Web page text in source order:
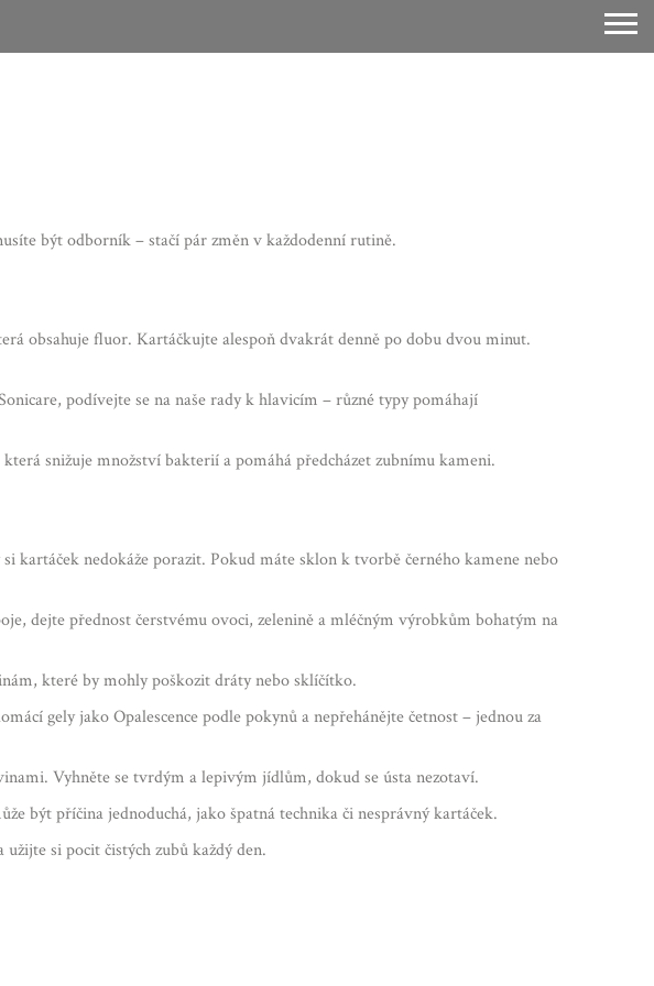
být odborník – stačí pár změn v každodenní rutině.
obsahuje fluor. Kartáčkujte alespoň dvakrát denně po dobu dvou minut.
podívejte se na naše rady k hlavicím – různé typy pomáhají
snižuje množství bakterií a pomáhá předcházet zubnímu kameni.
kartáček nedokáže porazit. Pokud máte sklon k tvorbě černého kamene nebo
dejte přednost čerstvému ovoci, zelenině a mléčným výrobkům bohatým na
které by mohly poškozit dráty nebo sklíčítko.
gely jako Opalescence podle pokynů a nepřehánějte četnost – jednou za
Vyhněte se tvrdým a lepivým jídlům, dokud se ústa nezotaví.
být příčina jednoduchá, jako špatná technika či nesprávný kartáček.
si pocit čistých zubů každý den.